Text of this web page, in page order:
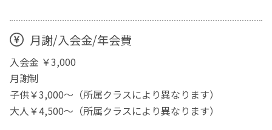
月謝/入会金/年会費
入会金 ￥3,000
月謝制
子供￥3,000～（所属クラスにより異なります）
大人￥4,500～（所属クラスにより異なります）